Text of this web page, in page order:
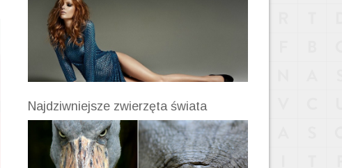
Najdziwniejsze zwierzęta świata